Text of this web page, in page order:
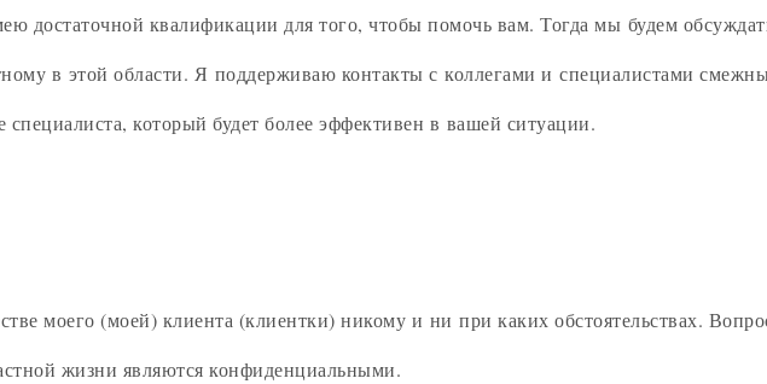
достаточной квалификации для того, чтобы помочь вам. Тогда мы будем
в этой области. Я поддерживаю контакты с коллегами и специалистами
специалиста, который будет более эффективен в вашей ситуации.
моего (моей) клиента (клиентки) никому и ни при каких обстоятельствах.
жизни являются конфиденциальными.